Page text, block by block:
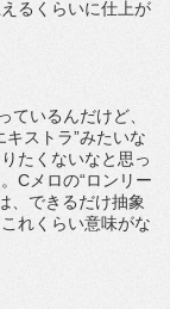
るくらいに仕上が
いるんだけど、
ストラ”みたいな
たくないなと思っ
Cメロの“ロンリー
、できるだけ抽象
れくらい意味がな